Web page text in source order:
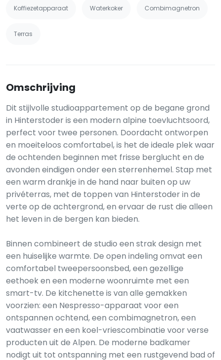
Koffiezetapparaat Waterkoker Combimagnetron
Terras
Omschrijving
Dit stijlvolle studioappartement op de begane grond
in Hinterstoder is een modern alpine toevluchtsoord,
perfect voor twee personen. Doordacht ontworpen
en moeiteloos comfortabel, is het de ideale plek waar
de ochtenden beginnen met frisse berglucht en de
avonden eindigen onder een sterrenhemel. Stap met
een warm drankje in de hand naar buiten op uw
privéterras, met de toppen van Hinterstoder in de
verte op de achtergrond, en ervaar de rust die alleen
het leven in de bergen kan bieden.
Binnen combineert de studio een strak design met
een huiselijke warmte. De open indeling omvat een
comfortabel tweepersoonsbed, een gezellige
eethoek en een moderne woonruimte met een
smart-tv. De kitchenette is van alle gemakken
voorzien: een Nespresso-apparaat voor een
ontspannen ochtend, een combimagnetron, een
vaatwasser en een koel-vriescombinatie voor verse
producten uit de Alpen. De moderne badkamer
nodigt uit tot ontspanning met een rustgevend bad of